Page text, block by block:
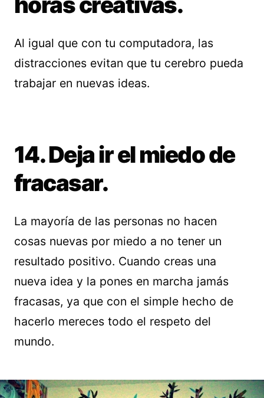
Al igual que con tu computadora, las
distracciones evitan que tu cerebro pueda
trabajar en nuevas ideas.
14. Deja ir el miedo de
fracasar.
La mayoría de las personas no hacen
cosas nuevas por miedo a no tener un
resultado positivo. Cuando creas una
nueva idea y la pones en marcha jamás
fracasas, ya que con el simple hecho de
hacerlo mereces todo el respeto del
mundo.